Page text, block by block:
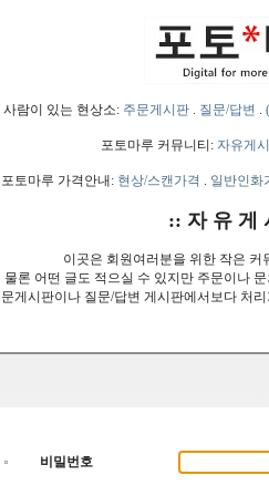
사람이 있는 현상소: 주문게시판. 질문/답변 .
포토마루 커뮤니티: 자유게
포토마루 가격안내: 현상/스캔가격 . 일반인화
:: 자 유 게
이곳은 회원여러분을 위한 작은 커
물론 어떤 글도 적으실 수 있지만 주문이나
게시판이나 질문/답변 게시판에서보다 처
비밀번호